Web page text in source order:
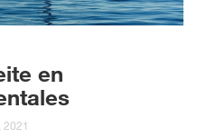
en